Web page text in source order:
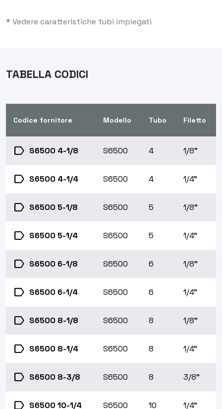
* Vedere caratteristiche tubi impiegati
TABELLA CODICI
Codice fornitore Modello Tubo Filetto
label S6500 4-1/8 S6500 4 1/8"
label S6500 4-1/4 S6500 4 1/4"
label S6500 5-1/8 S6500 5 1/8"
label S6500 5-1/4 S6500 5 1/4"
label S6500 6-1/8 S6500 6 1/8"
label S6500 6-1/4 S6500 6 1/4"
label S6500 8-1/8 S6500 8 1/8"
label S6500 8-1/4 S6500 8 1/4"
label S6500 8-3/8 S6500 8 3/8"
label S6500 10-1/4 S6500 10 1/4"